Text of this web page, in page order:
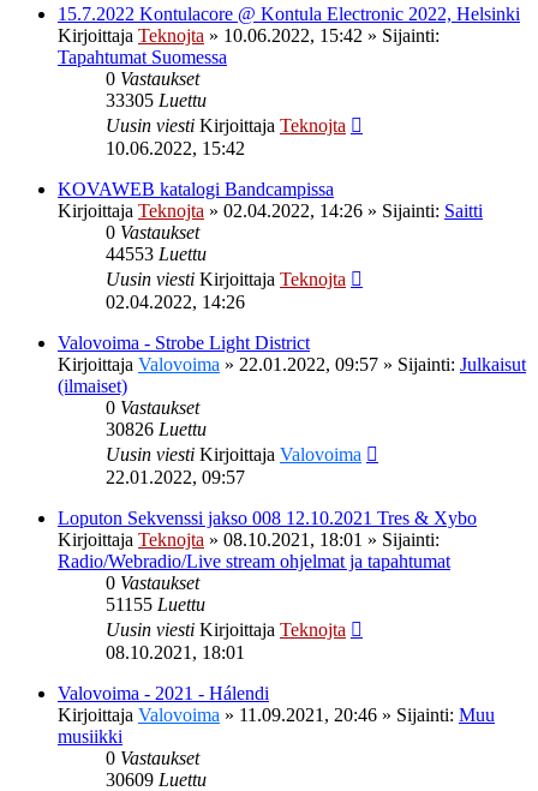
15.7.2022 Kontulacore @ Kontula Electronic 2022, Helsinki
Kirjoittaja Teknojta » 10.06.2022, 15:42 » Sijainti:
Tapahtumat Suomessa
0 Vastaukset
33305 Luettu
Uusin viesti Kirjoittaja Teknojta
10.06.2022, 15:42
KOVAWEB katalogi Bandcampissa
Kirjoittaja Teknojta » 02.04.2022, 14:26 » Sijainti: Saitti
0 Vastaukset
44553 Luettu
Uusin viesti Kirjoittaja Teknojta
02.04.2022, 14:26
Valovoima - Strobe Light District
Kirjoittaja Valovoima » 22.01.2022, 09:57 » Sijainti: Julkaisut
(ilmaiset)
0 Vastaukset
30826 Luettu
Uusin viesti Kirjoittaja Valovoima
22.01.2022, 09:57
Loputon Sekvenssi jakso 008 12.10.2021 Tres & Xybo
Kirjoittaja Teknojta » 08.10.2021, 18:01 » Sijainti:
Radio/Webradio/Live stream ohjelmat ja tapahtumat
0 Vastaukset
51155 Luettu
Uusin viesti Kirjoittaja Teknojta
08.10.2021, 18:01
Valovoima - 2021 - Hálendi
Kirjoittaja Valovoima » 11.09.2021, 20:46 » Sijainti: Muu
musiikki
0 Vastaukset
30609 Luettu